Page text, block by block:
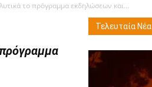
το πρόγραμμα εκδηλώσεων και...
Τελευταία Νέα